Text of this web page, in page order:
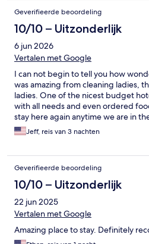
Geverifieerde beoordeling
10/10 – Uitzonderlijk
6 jun 2026
Vertalen met Google
I can not begin to tell you how
was amazing from cleaning ladies,
ladies. One of the nicest budget
with all needs and even ordered
stay here again anytime we are in
Jeff, reis van 3 nachten
Geverifieerde beoordeling
10/10 – Uitzonderlijk
22 jun 2025
Vertalen met Google
Amazing place to stay. Definitely